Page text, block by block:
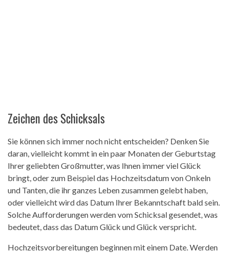
Zeichen des Schicksals
Sie können sich immer noch nicht entscheiden? Denken Sie
daran, vielleicht kommt in ein paar Monaten der Geburtstag
Ihrer geliebten Großmutter, was Ihnen immer viel Glück
bringt, oder zum Beispiel das Hochzeitsdatum von Onkeln
und Tanten, die ihr ganzes Leben zusammen gelebt haben,
oder vielleicht wird das Datum Ihrer Bekanntschaft bald sein.
Solche Aufforderungen werden vom Schicksal gesendet, was
bedeutet, dass das Datum Glück und Glück verspricht.
Hochzeitsvorbereitungen beginnen mit einem Date. Werden